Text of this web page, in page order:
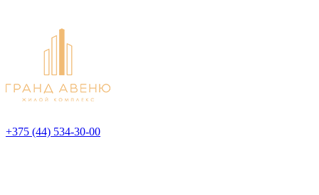
+375 (44) 534-30-00